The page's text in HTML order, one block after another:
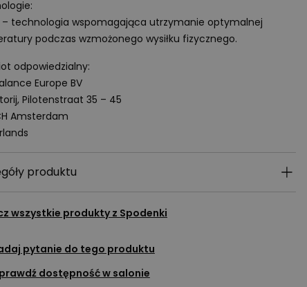
– technologia wspomagająca utrzymanie optymalnej
podczas wzmożonego wysiłku fizycznego.
odpowiedzialny:
Europe BV
Pilotenstraat 35 – 45
Amsterdam
produktu
wszystkie produkty z Spodenki
pytanie do tego produktu
dostępność w salonie